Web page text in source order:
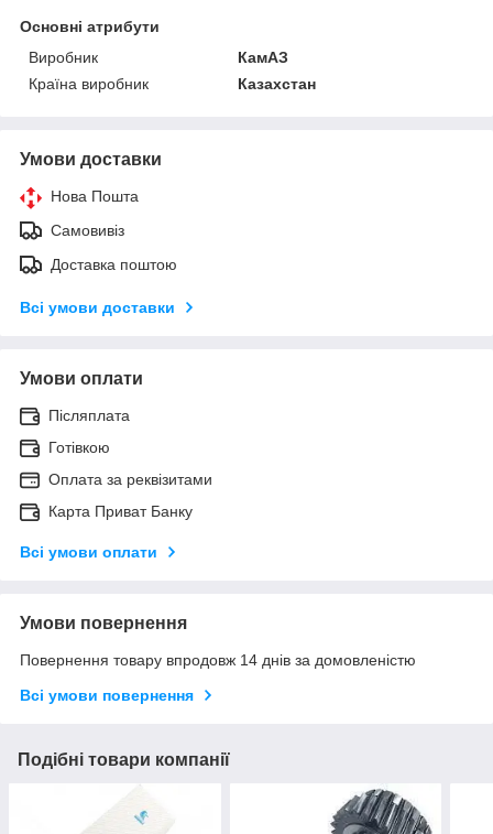
Основні атрибути
Виробник
КамАЗ
Країна виробник
Казахстан
Умови доставки
Нова Пошта
Самовивіз
Доставка поштою
Всі умови доставки
Умови оплати
Післяплата
Готівкою
Оплата за реквізитами
Карта Приват Банку
Всі умови оплати
Умови повернення
Повернення товару впродовж 14 днів за домовленістю
Всі умови повернення
Подібні товари компанії